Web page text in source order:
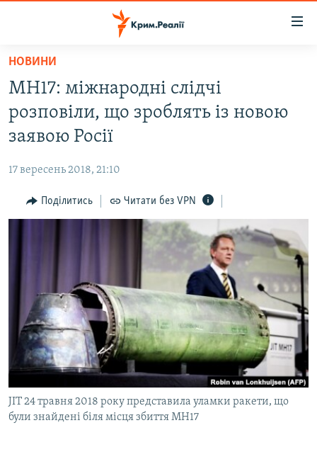
Перейти
основного
матеріалу
Перейти
до
основної
навігації
Перейти
до
ВІДЕО ТА ФОТО
БЛОГИ
ПОГЛЯД
СПЕЦПРОЕКТИ
ДЕПОРТАЦІЯ
ВІДЕОУРОКИ «ELIFBE»
СВІДЧЕННЯ ОКУПАЦІЇ
ІНФОГРАФІКА
ЯК ОБІЙТИ БЛОКУВАННЯ
Русский
Qırımtatar
ДОЛУЧАЙСЯ!
НОВИНИ
MH17: міжнародні слідчі
розповіли, що зроблять із новою
заявою Росії
17 вересень 2018, 21:10
Поділитись Читати без VPN
JIT 24 травня 2018 року представила уламки ракети, що
були знайдені біля місця збиття MH17